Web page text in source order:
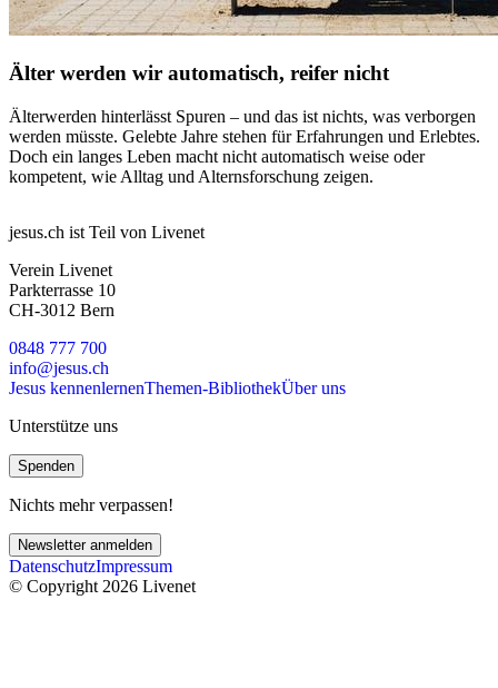
Älter werden wir automatisch, reifer nicht
Älterwerden hinterlässt Spuren – und das ist nichts, was verborgen
werden müsste. Gelebte Jahre stehen für Erfahrungen und Erlebtes.
Doch ein langes Leben macht nicht automatisch weise oder
kompetent, wie Alltag und Alternsforschung zeigen.
jesus.ch ist Teil von Livenet
Verein Livenet
Parkterrasse 10
CH-3012 Bern
0848 777 700
info@jesus.ch
Jesus kennenlernenThemen-BibliothekÜber uns
Unterstütze uns
Spenden
Nichts mehr verpassen!
Newsletter anmelden
DatenschutzImpressum
© Copyright 2026 Livenet